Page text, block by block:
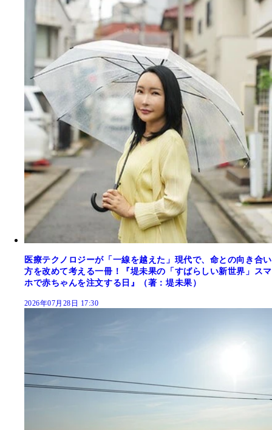
医療テクノロジーが「一線を越えた」現代で、命との向き合い
方を改めて考える一冊！『堤未果の「すばらしい新世界」スマ
ホで赤ちゃんを注文する日』（著：堤未果）
2026年07月28日 17:30